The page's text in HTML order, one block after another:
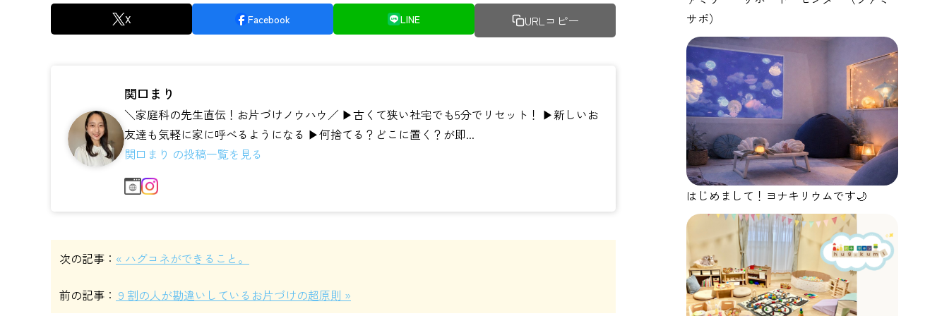
X Facebook LINE URLコピー
関口まり
＼家庭科の先生直伝！お片づけノウハウ／ ▶︎古くて狭い社宅でも5分でリセット！ ▶︎新しいお
友達も気軽に家に呼べるようになる ▶何捨てる？どこに置く？が即...
関口まり の投稿一覧を見る
次の記事： « ハグコネができること。
前の記事： ９割の人が勘違いしているお片づけの超原則 »
サポ）
はじめまして！ヨナキリウムです🌙